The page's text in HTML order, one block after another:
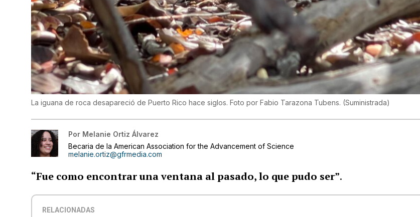
La iguana de roca desapareció de Puerto Rico hace siglos. Foto por Fabio Tarazona Tubens. (Suministrada)
Por Melanie Ortiz Álvarez
Becaria de la American Association for the Advancement of Science
melanie.ortiz@gfrmedia.com
“Fue como encontrar una ventana al pasado, lo que pudo ser”.
RELACIONADAS